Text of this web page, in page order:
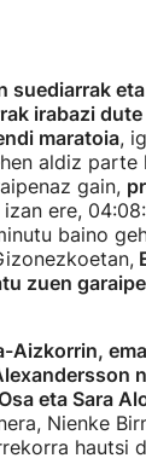
suediarrak
irabazi
maratoia,
aldiz parte
gain,
izan ere,
baino
zuen
Aizkorrin,
eta Sara
Nienke
hautsi